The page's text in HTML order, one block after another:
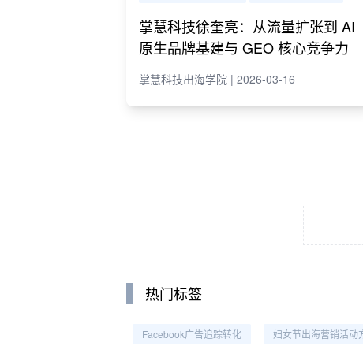
掌慧科技徐奎亮：从流量扩张到 AI
原生品牌基建与 GEO 核心竞争力
掌慧科技出海学院 | 2026-03-16
热门标签
Facebook广告追踪转化 妇女节出海营销活动